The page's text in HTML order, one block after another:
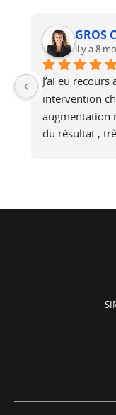
Solène
il y a 9
Le docteur
bienveillant, il
aux questions
attentes, en
je